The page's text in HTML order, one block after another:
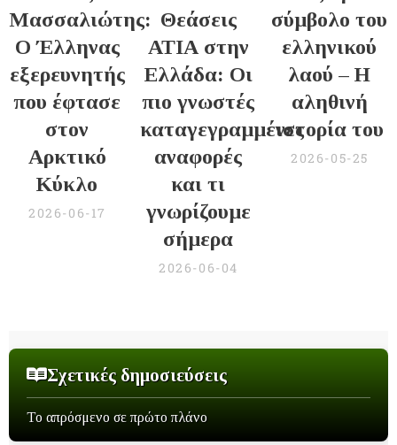
Μασσαλιώτης:
Ο Έλληνας
εξερευνητής
που έφτασε
στον
Αρκτικό
Κύκλο
2026-06-17
Θεάσεις
ΑΤΙΑ στην
Ελλάδα: Οι
πιο γνωστές
καταγεγραμμένες
αναφορές
και τι
γνωρίζουμε
σήμερα
2026-06-04
σύμβολο του
ελληνικού
λαού – Η
αληθινή
ιστορία του
2026-05-25
Σχετικές δημοσιεύσεις
Το απρόσμενο σε πρώτο πλάνο